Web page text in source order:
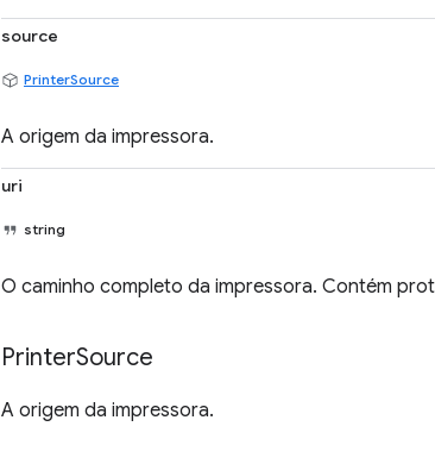
source
PrinterSource
A origem da impressora.
uri
string
O caminho completo da impressora. Contém
PrinterSource
A origem da impressora.